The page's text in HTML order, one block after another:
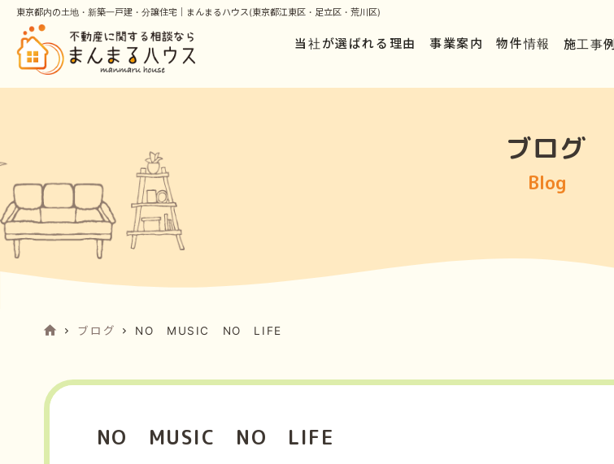
東京都内の土地・新築一戸建・分譲住宅｜まんまるハウス(東京都江東区・足立区・荒川区)
当社が選ばれる理由 事業案内 物件情報 施工事例
ブログ
Blog
ブログ NO MUSIC NO LIFE
NO MUSIC NO LIFE